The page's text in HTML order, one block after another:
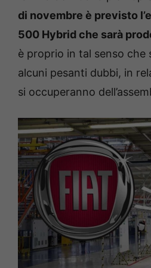
di novembre è previsto
500 Hybrid che sarà
è proprio in tal senso che
alcuni pesanti dubbi, in
si occuperanno